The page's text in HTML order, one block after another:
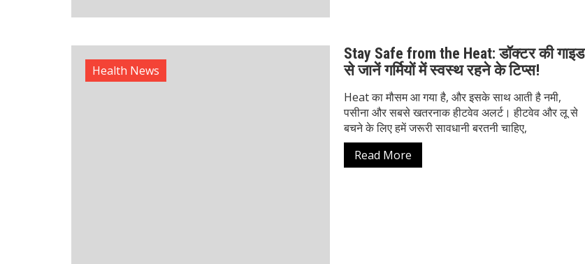
Health News
Stay Safe from the Heat: डॉक्टर की गाइड
से जानें गर्मियों में स्वस्थ रहने के टिप्स!
Heat का मौसम आ गया है, और इसके साथ आती है नमी,
पसीना और सबसे खतरनाक हीटवेव अलर्ट। हीटवेव और लू से
बचने के लिए हमें जरूरी सावधानी बरतनी चाहिए,
Read More